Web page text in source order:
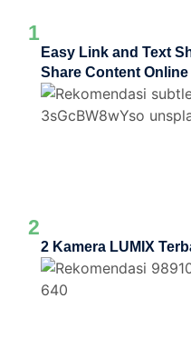
1
Easy Link and Text
Share Content Online
2
2 Kamera LUMIX